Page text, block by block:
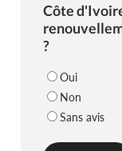
Côte
?
Oui
Non
Sans avis